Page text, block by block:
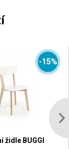
-15%
židle BUGGI